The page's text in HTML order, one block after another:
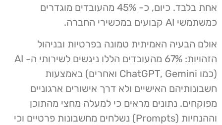
אחת בלבד. כיום, כ- 45% מהעובדים מוגדרים
כמשתמשי AI קבועים במכשירי החברה.
אולם הבעיה האמיתית טמונה בפרטיות ובניהול
הזהויות: 67% מהעובדים הללו ניגשים לשירותי ה- AI
(כמו ChatGPT, Gemini ואחרים) באמצעות
חשבונותיהם האישיים ולא דרך אישורים ארגוניים
מפוקחים. נתונים מראים כי למעלה מחצי מהתוכן
וההנחיות (Prompts) נשלחים מחשבונות פרטיים וכי